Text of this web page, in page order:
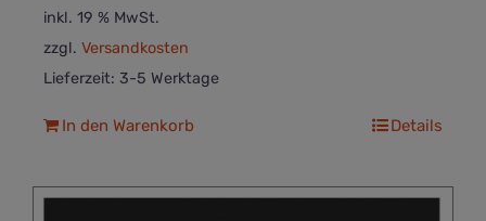
inkl. 19 % MwSt.
zzgl. Versandkosten
Lieferzeit: 3-5 Werktage
In den Warenkorb Details